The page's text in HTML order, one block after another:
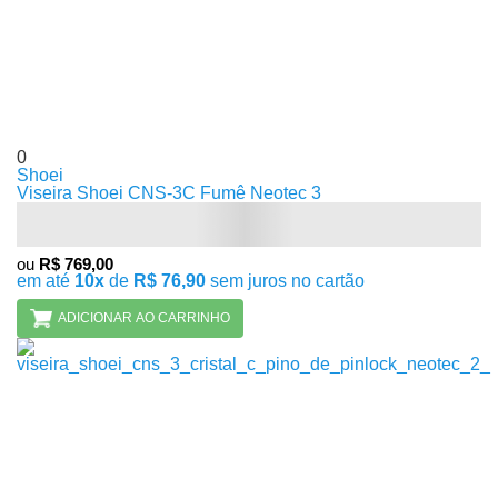
0
Shoei
Viseira Shoei CNS-3C Fumê Neotec 3
ou R$ 769,00
em até 10x de R$ 76,90 sem juros no cartão
ADICIONAR AO CARRINHO